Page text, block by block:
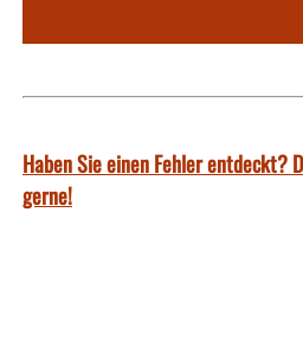
Haben Sie einen Fehler entdeckt?
gerne!